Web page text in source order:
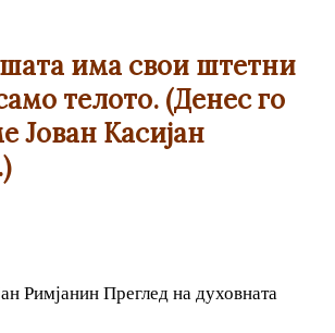
има свои штетни
телото. (Денес го
Јован Касијан
Римјанин Преглед на духовната